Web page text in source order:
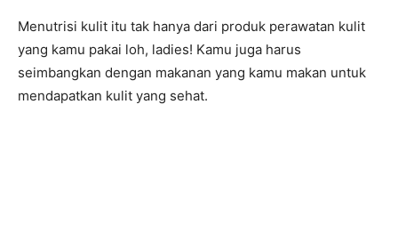
Menutrisi kulit itu tak hanya dari produk perawatan kulit
yang kamu pakai loh, ladies! Kamu juga harus
seimbangkan dengan makanan yang kamu makan untuk
mendapatkan kulit yang sehat.